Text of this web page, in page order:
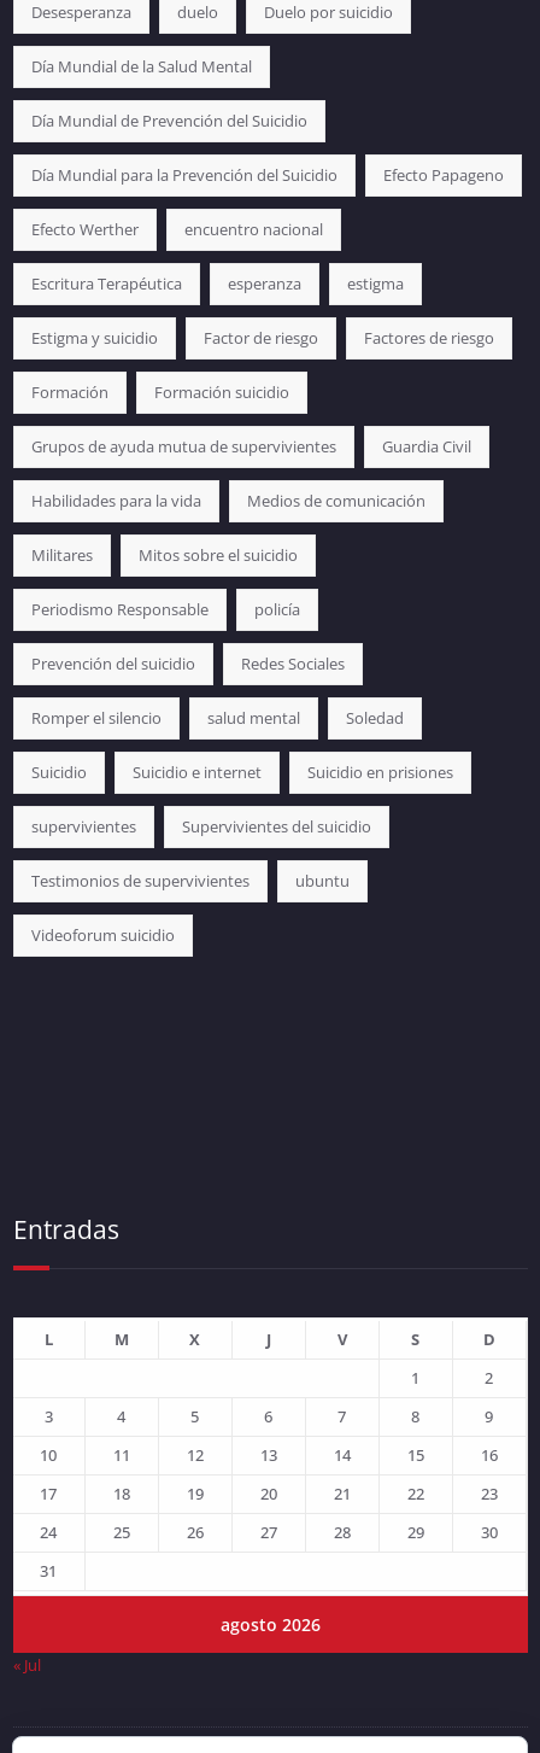
Desesperanza duelo Duelo por suicidio
Día Mundial de la Salud Mental
Día Mundial de Prevención del Suicidio
Día Mundial para la Prevención del Suicidio Efecto Papageno
Efecto Werther encuentro nacional
Escritura Terapéutica esperanza estigma
Estigma y suicidio Factor de riesgo Factores de riesgo
Formación Formación suicidio
Grupos de ayuda mutua de supervivientes Guardia Civil
Habilidades para la vida Medios de comunicación
Militares Mitos sobre el suicidio
Periodismo Responsable policía
Prevención del suicidio Redes Sociales
Romper el silencio salud mental Soledad
Suicidio Suicidio e internet Suicidio en prisiones
supervivientes Supervivientes del suicidio
Testimonios de supervivientes ubuntu
Videoforum suicidio
Entradas
agosto 2026
L M X J V S
D
1
2
3
4 5 6 7 8
9
10
11 12 13 14 15
16
17
18 19 20 21 22
23
24
25 26 27 28 29
30
31
« Jul